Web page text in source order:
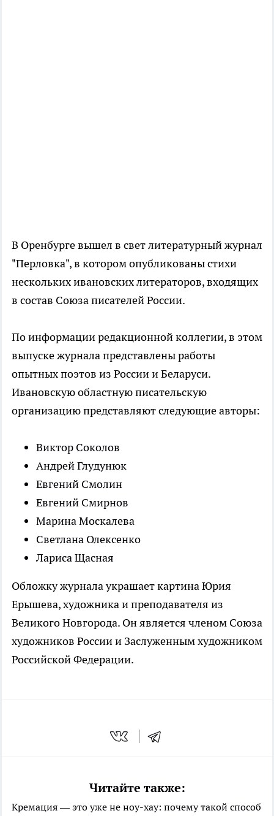
В Оренбурге вышел в свет литературный журнал
"Перловка", в котором опубликованы стихи
нескольких ивановских литераторов, входящих
в состав Союза писателей России.
По информации редакционной коллегии, в этом
выпуске журнала представлены работы
опытных поэтов из России и Беларуси.
Ивановскую областную писательскую
организацию представляют следующие авторы:
Виктор Соколов
Андрей Глудунюк
Евгений Смолин
Евгений Смирнов
Марина Москалева
Светлана Олексенко
Лариса Щасная
Обложку журнала украшает картина Юрия
Ерышева, художника и преподавателя из
Великого Новгорода. Он является членом Союза
художников России и Заслуженным художником
Российской Федерации.
Читайте также:
Кремация — это уже не ноу-хау: почему такой способ